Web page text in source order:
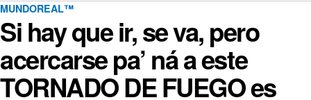
MUNDOREAL™
Si hay que ir, se va, pero
acercarse pa’ ná a este
TORNADO DE FUEGO es